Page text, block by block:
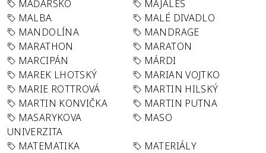
MAĎARSKO
MAJÁLES
MALBA
MALÉ DIVADLO
MANDOLÍNA
MANDRAGE
MARATHON
MARATON
MARCIPÁN
MÁRDI
MAREK LHOTSKÝ
MARIAN VOJTKO
MARIE ROTTROVÁ
MARTIN HILSKÝ
MARTIN KONVIČKA
MARTIN PUTNA
MASARYKOVA
UNIVERZITA
MASO
MATEMATIKA
MATERIÁLY